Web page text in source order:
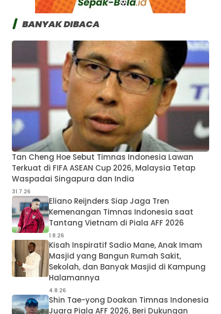
BANYAK DIBACA
Tan Cheng Hoe Sebut Timnas Indonesia Lawan
Terkuat di FIFA ASEAN Cup 2026, Malaysia Tetap
Waspadai Singapura dan India
31.7.26
Eliano Reijnders Siap Jaga Tren
Kemenangan Timnas Indonesia saat
Tantang Vietnam di Piala AFF 2026
1.8.26
Kisah Inspiratif Sadio Mane, Anak Imam
Masjid yang Bangun Rumah Sakit,
Sekolah, dan Banyak Masjid di Kampung
Halamannya
4.8.26
Shin Tae-yong Doakan Timnas Indonesia
Juara Piala AFF 2026, Beri Dukungan